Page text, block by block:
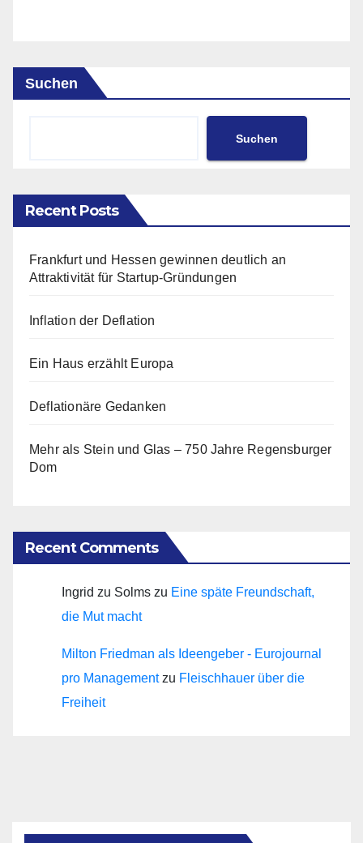
Suchen
Suchen
Recent Posts
Frankfurt und Hessen gewinnen deutlich an
Attraktivität für Startup-Gründungen
Inflation der Deflation
Ein Haus erzählt Europa
Deflationäre Gedanken
Mehr als Stein und Glas – 750 Jahre Regensburger
Dom
Recent Comments
Ingrid zu Solms zu Eine späte Freundschaft,
die Mut macht
Milton Friedman als Ideengeber - Eurojournal
pro Managementzu Fleischhauer über die
Freiheit